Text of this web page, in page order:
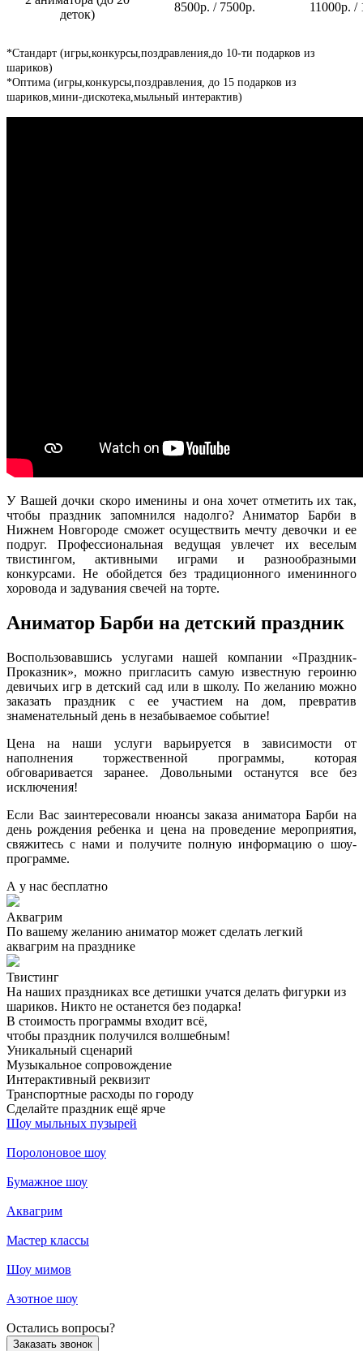
деток)
8500р. / 7500р. 11000р. /
*Стандарт (игры,конкурсы,поздравления,до 10-ти подарков из
шариков)
*Оптима (игры,конкурсы,поздравления, до 15 подарков из
шариков,мини-дискотека,мыльный интерактив)
У Вашей дочки скоро именины и она хочет отметить их так,
чтобы праздник запомнился надолго? Аниматор Барби в
Нижнем Новгороде сможет осуществить мечту девочки и ее
подруг. Профессиональная ведущая увлечет их веселым
твистингом, активными играми и разнообразными
конкурсами. Не обойдется без традиционного именинного
хоровода и задувания свечей на торте.
Аниматор Барби на детский праздник
Воспользовавшись услугами нашей компании «Праздник-
Проказник», можно пригласить самую известную героиню
девичьих игр в детский сад или в школу. По желанию можно
заказать праздник с ее участием на дом, превратив
знаменательный день в незабываемое событие!
Цена на наши услуги варьируется в зависимости от
наполнения торжественной программы, которая
обговаривается заранее. Довольными останутся все без
исключения!
Если Вас заинтересовали нюансы заказа аниматора Барби на
день рождения ребенка и цена на проведение мероприятия,
свяжитесь с нами и получите полную информацию о шоу-
программе.
А у нас бесплатно
Аквагрим
По вашему желанию аниматор может сделать легкий
аквагрим на празднике
Твистинг
На наших праздниках все детишки учатся делать фигурки из
шариков. Никто не останется без подарка!
В стоимость программы входит всё,
чтобы праздник получился волшебным!
Уникальный сценарий
Музыкальное сопровождение
Интерактивный реквизит
Транспортные расходы по городу
Сделайте праздник ещё ярче
Шоу мыльных пузырей
Поролоновое шоу
Бумажное шоу
Аквагрим
Мастер классы
Шоу мимов
Азотное шоу
Остались вопросы?
Заказать звонок